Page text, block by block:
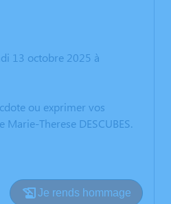
13 octobre 2025 à
ou exprimer vos
Therese DESCUBES.
Je rends hommage